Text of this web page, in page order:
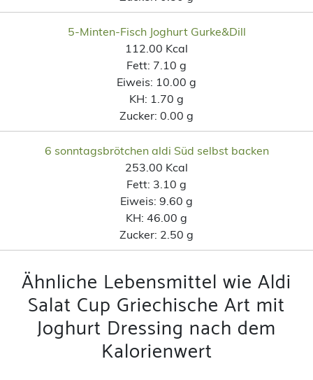
5-Minten-Fisch Joghurt Gurke&Dill
112.00 Kcal
Fett: 7.10 g
Eiweis: 10.00 g
KH: 1.70 g
Zucker: 0.00 g
6 sonntagsbrötchen aldi Süd selbst backen
253.00 Kcal
Fett: 3.10 g
Eiweis: 9.60 g
KH: 46.00 g
Zucker: 2.50 g
Ähnliche Lebensmittel wie Aldi
Salat Cup Griechische Art mit
Joghurt Dressing nach dem
Kalorienwert